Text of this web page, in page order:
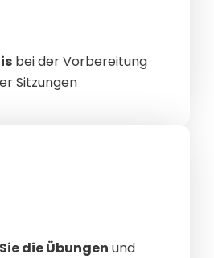
bei der Vorbereitung
Sitzungen
die Übungen und